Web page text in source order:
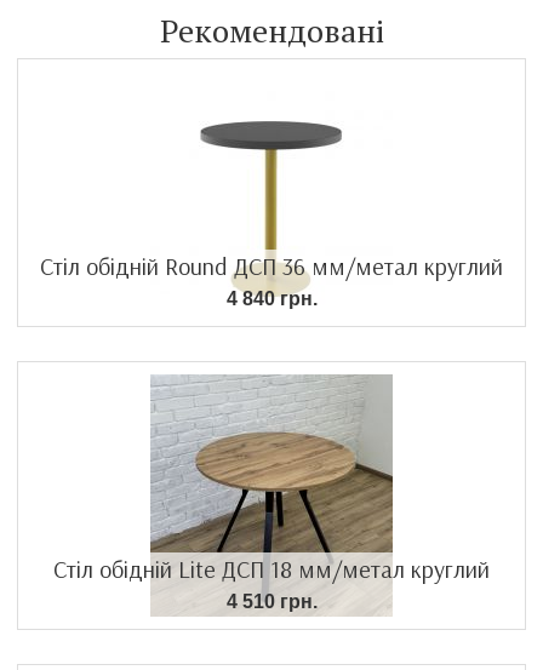
Рекомендовані
Стіл обідній Round ДСП 36 мм/метал круглий
4 840 грн.
Стіл обідній Lite ДСП 18 мм/метал круглий
4 510 грн.